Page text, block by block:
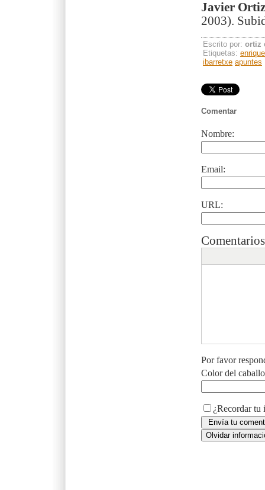
Javier
2003).
Escrito por: ortiz
Etiquetas:
ibarretxe apuntes
Comentar
Nombre:
Email:
URL:
Por favor
Color del
¿Recordar tu